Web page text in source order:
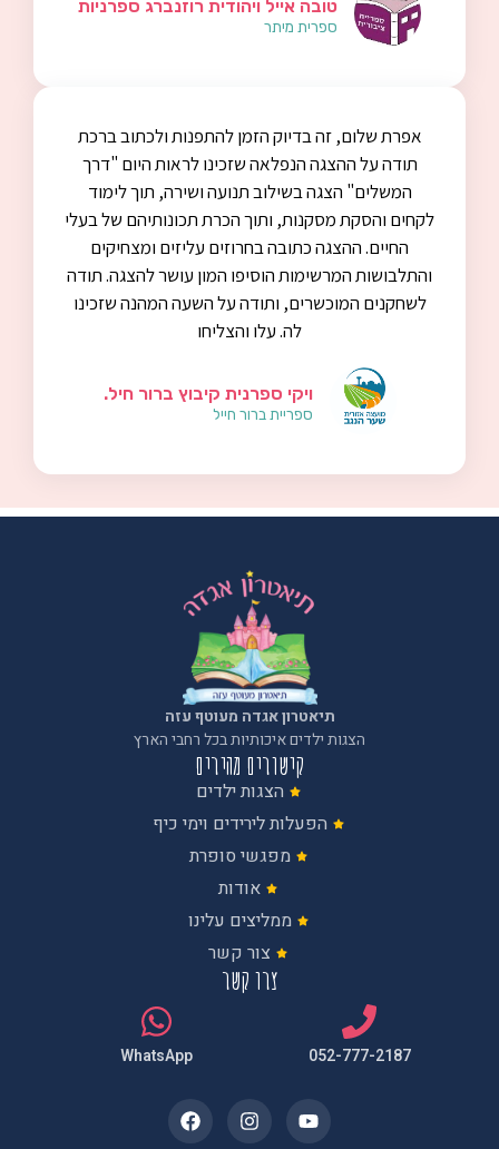
טובה אייל ויהודית רוזנברג ספרניות
ספרית מיתר
אפרת שלום, זה בדיוק הזמן להתפנות ולכתוב ברכת
תודה על ההצגה הנפלאה שזכינו לראות היום "דרך
המשלים" הצגה בשילוב תנועה ושירה, תוך לימוד
לקחים והסקת מסקנות, ותוך הכרת תכונותיהם של בעלי
החיים. ההצגה כתובה בחרוזים עליזים ומצחיקים
והתלבושות המרשימות הוסיפו המון עושר להצגה. תודה
לשחקנים המוכשרים, ותודה על השעה המהנה שזכינו
לה. עלו והצליחו
ויקי ספרנית קיבוץ ברור חיל.
ספריית ברור חייל
תיאטרון אגדה מעוטף עזה
הצגות ילדים איכותיות בכל רחבי הארץ
קישורים מהירים
הצגות ילדים
הפעלות לירידים וימי כיף
מפגשי סופרת
אודות
ממליצים עלינו
צור קשר
צרו קשר
052-777-2187
WhatsApp